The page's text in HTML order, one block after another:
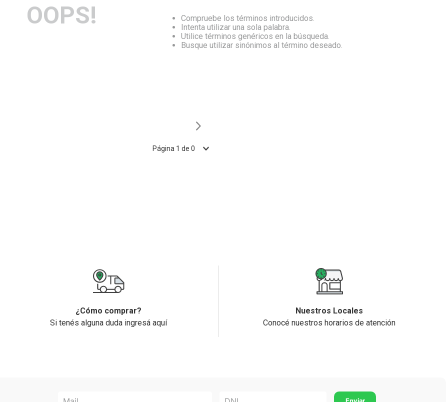
OOPS!
Compruebe los términos introducidos.
Intenta utilizar una sola palabra.
Utilice términos genéricos en la búsqueda.
Busque utilizar sinónimos al término deseado.
Página 1 de 0
¿Cómo comprar?
Si tenés alguna duda ingresá aquí
Nuestros Locales
Conocé nuestros horarios de atención